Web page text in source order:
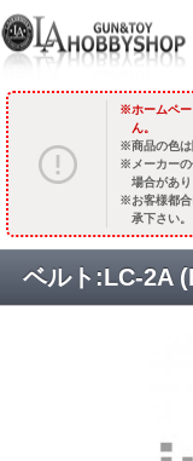
ホームペ
ん。
商品の色
メーカー
場合があり
お客様都
承下さい。
ベルト:LC-2A